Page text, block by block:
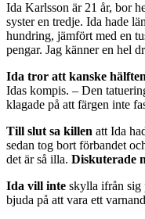
Ida Karlsson är 21 år, bor
syster en tredje. Ida hade
hundring, jämfört med en
pengar. Jag känner en hel
Ida tror att kanske hälften
Idas kompis. – Den
klagade på att färgen inte
Till slut sa killen att Ida
sedan tog bort förbandet
det är så illa. Diskuterade
Ida vill inte skylla ifrån sig
bjuda på att vara ett